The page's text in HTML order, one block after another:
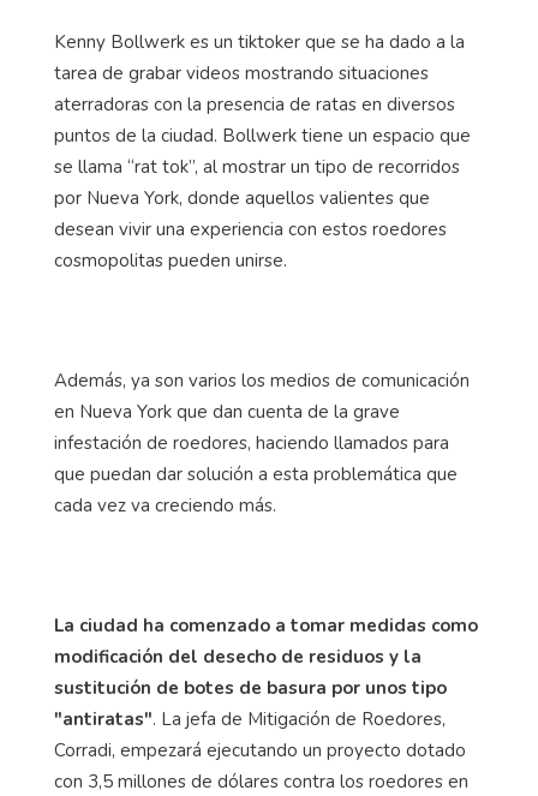
Kenny Bollwerk es un tiktoker que se ha dado a la
tarea de grabar videos mostrando situaciones
aterradoras con la presencia de ratas en diversos
puntos de la ciudad. Bollwerk tiene un espacio que
se llama “rat tok”, al mostrar un tipo de recorridos
por Nueva York, donde aquellos valientes que
desean vivir una experiencia con estos roedores
cosmopolitas pueden unirse.
Además, ya son varios los medios de comunicación
en Nueva York que dan cuenta de la grave
infestación de roedores, haciendo llamados para
que puedan dar solución a esta problemática que
cada vez va creciendo más.
La ciudad ha comenzado a tomar medidas como
modificación del desecho de residuos y la
sustitución de botes de basura por unos tipo
"antiratas". La jefa de Mitigación de Roedores,
Corradi, empezará ejecutando un proyecto dotado
con 3,5 millones de dólares contra los roedores en